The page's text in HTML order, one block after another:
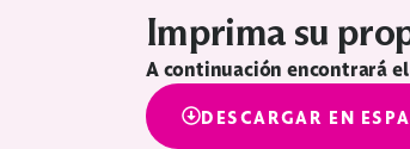
Imprima su
A continuación encontrará
DESCARGAR EN